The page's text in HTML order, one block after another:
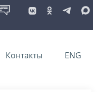
Контакты ENG